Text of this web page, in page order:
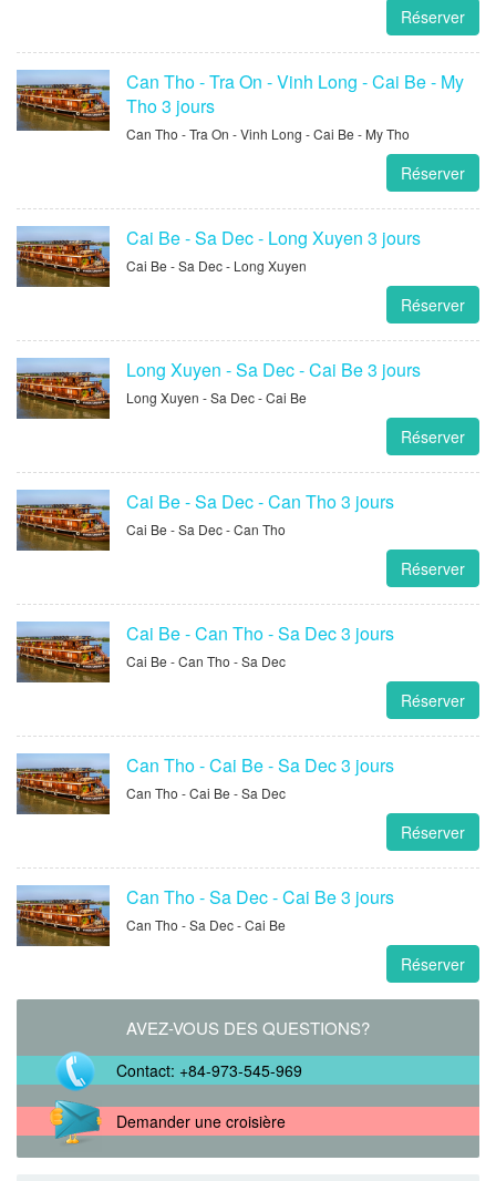
Réserver
Can Tho - Tra On - Vinh Long - Cai Be - My
Tho 3 jours
Can Tho - Tra On - Vinh Long - Cai Be - My Tho
Réserver
Cai Be - Sa Dec - Long Xuyen 3 jours
Cai Be - Sa Dec - Long Xuyen
Réserver
Long Xuyen - Sa Dec - Cai Be 3 jours
Long Xuyen - Sa Dec - Cai Be
Réserver
Cai Be - Sa Dec - Can Tho 3 jours
Cai Be - Sa Dec - Can Tho
Réserver
Cai Be - Can Tho - Sa Dec 3 jours
Cai Be - Can Tho - Sa Dec
Réserver
Can Tho - Cai Be - Sa Dec 3 jours
Can Tho - Cai Be - Sa Dec
Réserver
Can Tho - Sa Dec - Cai Be 3 jours
Can Tho - Sa Dec - Cai Be
Réserver
AVEZ-VOUS DES QUESTIONS?
Contact: +84-973-545-969
Demander une croisière